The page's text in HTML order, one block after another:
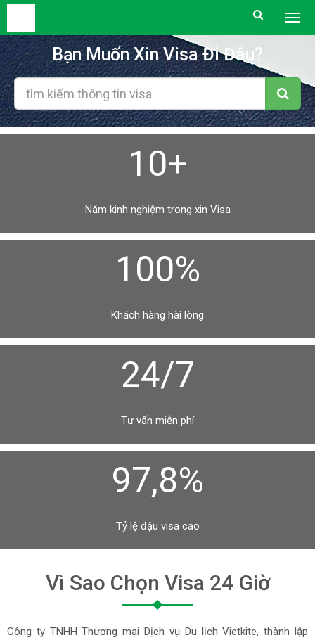
Bạn Muốn Xin Visa Đi Đâu?
10+
Năm kinh nghiệm trong xin Visa
100%
Khách hàng hài lòng
24/7
Tư vấn miễn phí
97,8%
Tỷ lệ đậu visa cao
Vì Sao Chọn Visa 24 Giờ
Công ty TNHH Thương mại Dịch vụ Du lịch Vietkite, thành lập